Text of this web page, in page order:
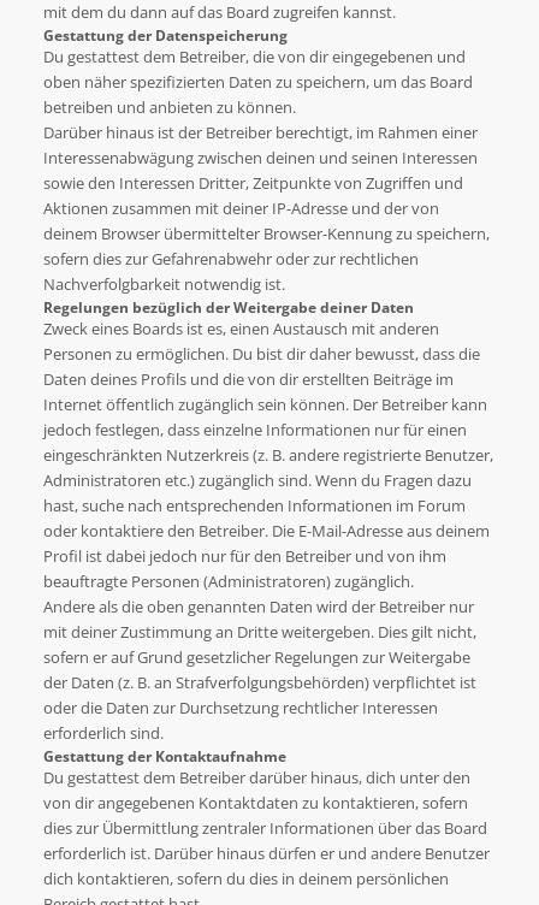
mit dem du dann auf das Board zugreifen kannst.
Gestattung der Datenspeicherung
Du gestattest dem Betreiber, die von dir eingegebenen und
oben näher spezifizierten Daten zu speichern, um das Board
betreiben und anbieten zu können.
Darüber hinaus ist der Betreiber berechtigt, im Rahmen einer
Interessenabwägung zwischen deinen und seinen Interessen
sowie den Interessen Dritter, Zeitpunkte von Zugriffen und
Aktionen zusammen mit deiner IP-Adresse und der von
deinem Browser übermittelter Browser-Kennung zu speichern,
sofern dies zur Gefahrenabwehr oder zur rechtlichen
Nachverfolgbarkeit notwendig ist.
Regelungen bezüglich der Weitergabe deiner Daten
Zweck eines Boards ist es, einen Austausch mit anderen
Personen zu ermöglichen. Du bist dir daher bewusst, dass die
Daten deines Profils und die von dir erstellten Beiträge im
Internet öffentlich zugänglich sein können. Der Betreiber kann
jedoch festlegen, dass einzelne Informationen nur für einen
eingeschränkten Nutzerkreis (z. B. andere registrierte Benutzer,
Administratoren etc.) zugänglich sind. Wenn du Fragen dazu
hast, suche nach entsprechenden Informationen im Forum
oder kontaktiere den Betreiber. Die E-Mail-Adresse aus deinem
Profil ist dabei jedoch nur für den Betreiber und von ihm
beauftragte Personen (Administratoren) zugänglich.
Andere als die oben genannten Daten wird der Betreiber nur
mit deiner Zustimmung an Dritte weitergeben. Dies gilt nicht,
sofern er auf Grund gesetzlicher Regelungen zur Weitergabe
der Daten (z. B. an Strafverfolgungsbehörden) verpflichtet ist
oder die Daten zur Durchsetzung rechtlicher Interessen
erforderlich sind.
Gestattung der Kontaktaufnahme
Du gestattest dem Betreiber darüber hinaus, dich unter den
von dir angegebenen Kontaktdaten zu kontaktieren, sofern
dies zur Übermittlung zentraler Informationen über das Board
erforderlich ist. Darüber hinaus dürfen er und andere Benutzer
dich kontaktieren, sofern du dies in deinem persönlichen